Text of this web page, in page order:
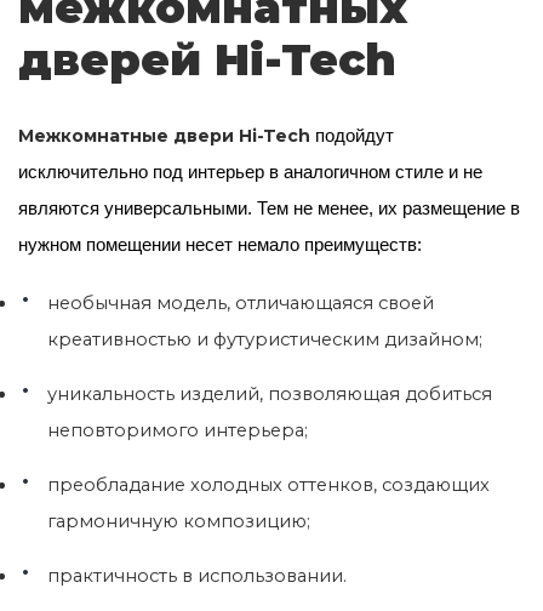
дверей Hi-Tech
Межкомнатные двери Hi-Tech подойдут
исключительно под интерьер в аналогичном стиле и не
являются универсальными. Тем не менее, их размещение в
нужном помещении несет немало преимуществ:
необычная модель, отличающаяся своей
креативностью и футуристическим дизайном;
уникальность изделий, позволяющая добиться
неповторимого интерьера;
преобладание холодных оттенков, создающих
гармоничную композицию;
практичность в использовании.